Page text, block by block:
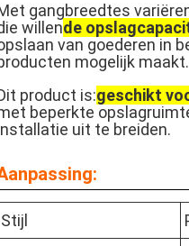
gangbreedtes
willende
van goederen in
mogelijk maakt.
product is:geschikt
beperkte
uit te breiden.
Stijl